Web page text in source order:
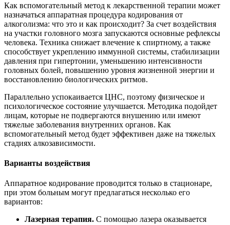
Как вспомогательный метод к лекарственной терапии может
назначаться аппаратная процедура кодирования от
алкоголизма: что это и как происходит? За счет воздействия
на участки головного мозга запускаются основные рефлексы
человека. Техника снижает влечение к спиртному, а также
способствует укреплению иммунной системы, стабилизации
давления при гипертонии, уменьшению интенсивности
головных болей, повышению уровня жизненной энергии и
восстановлению биологических ритмов.
Параллельно успокаивается ЦНС, поэтому физическое и
психологическое состояние улучшается. Методика подойдет
лицам, которые не подвергаются внушению или имеют
тяжелые заболевания внутренних органов. Как
вспомогательный метод будет эффективен даже на тяжелых
стадиях алкозависимости.
Варианты воздействия
Аппаратное кодирование проводится только в стационаре,
при этом больным могут предлагаться несколько его
вариантов:
Лазерная терапия. С помощью лазера оказывается